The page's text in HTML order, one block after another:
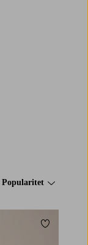
Popularitet
Lägg till i